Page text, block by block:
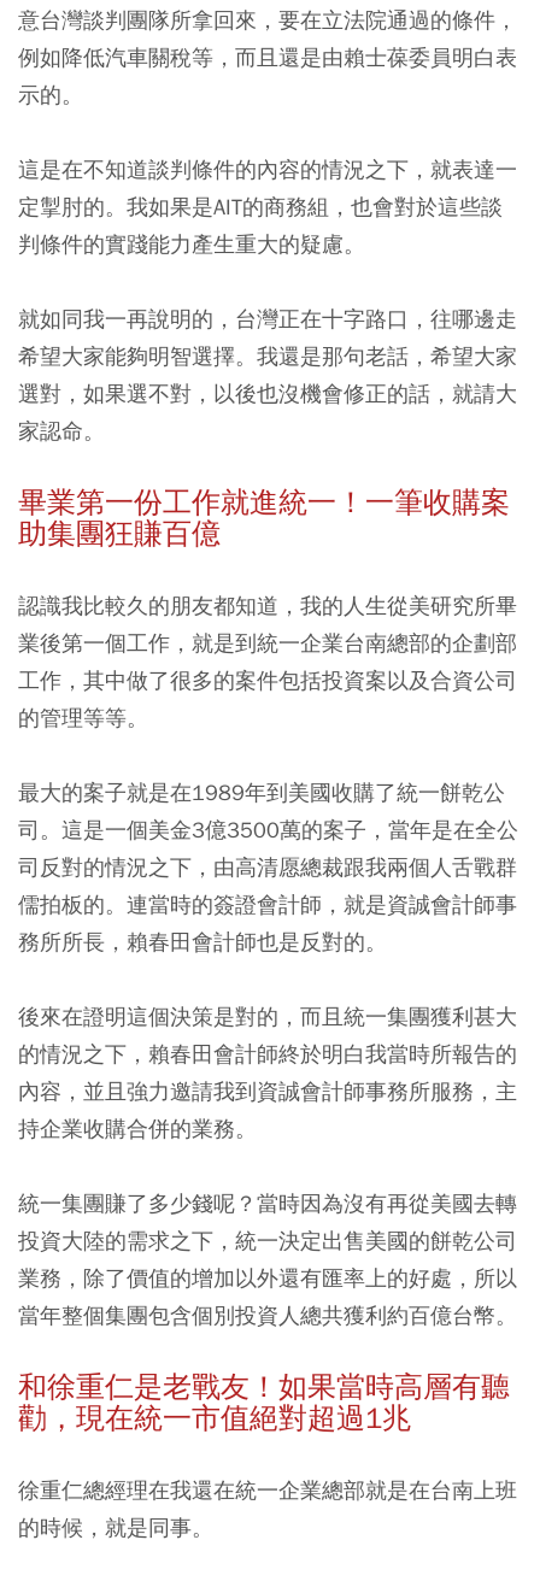
意台灣談判團隊所拿回來，要在立法院通過的條件，
例如降低汽車關稅等，而且還是由賴士葆委員明白表
示的。
這是在不知道談判條件的內容的情況之下，就表達一
定掣肘的。我如果是AIT的商務組，也會對於這些談
判條件的實踐能力產生重大的疑慮。
就如同我一再說明的，台灣正在十字路口，往哪邊走
希望大家能夠明智選擇。我還是那句老話，希望大家
選對，如果選不對，以後也沒機會修正的話，就請大
家認命。
畢業第一份工作就進統一！一筆收購案
助集團狂賺百億
認識我比較久的朋友都知道，我的人生從美研究所畢
業後第一個工作，就是到統一企業台南總部的企劃部
工作，其中做了很多的案件包括投資案以及合資公司
的管理等等。
最大的案子就是在1989年到美國收購了統一餅乾公
司。這是一個美金3億3500萬的案子，當年是在全公
司反對的情況之下，由高清愿總裁跟我兩個人舌戰群
儒拍板的。連當時的簽證會計師，就是資誠會計師事
務所所長，賴春田會計師也是反對的。
後來在證明這個決策是對的，而且統一集團獲利甚大
的情況之下，賴春田會計師終於明白我當時所報告的
內容，並且強力邀請我到資誠會計師事務所服務，主
持企業收購合併的業務。
統一集團賺了多少錢呢？當時因為沒有再從美國去轉
投資大陸的需求之下，統一決定出售美國的餅乾公司
業務，除了價值的增加以外還有匯率上的好處，所以
當年整個集團包含個別投資人總共獲利約百億台幣。
和徐重仁是老戰友！如果當時高層有聽
勸，現在統一市值絕對超過1兆
徐重仁總經理在我還在統一企業總部就是在台南上班
的時候，就是同事。